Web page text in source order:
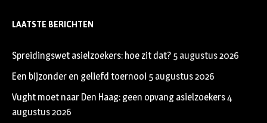
LAATSTE BERICHTEN
Spreidingswet asielzoekers: hoe zit dat? 5 augustus 2026
Een bijzonder en geliefd toernooi 5 augustus 2026
Vught moet naar Den Haag: geen opvang asielzoekers4
augustus 2026